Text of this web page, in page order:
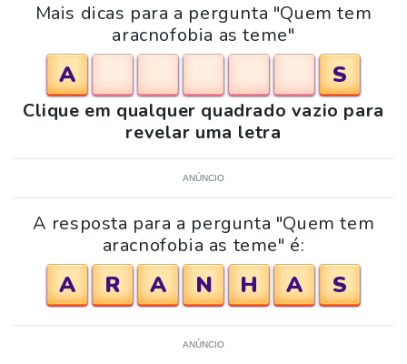
Mais dicas para a pergunta "Quem tem
aracnofobia as teme"
A S
Clique em qualquer quadrado vazio para
revelar uma letra
ANÚNCIO
A resposta para a pergunta "Quem tem
aracnofobia as teme" é:
A R A N H A S
ANÚNCIO